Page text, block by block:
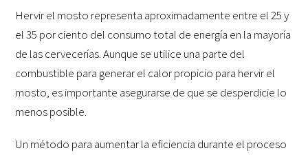
Hervir el mosto representa aproximadamente entre el 25 y
el 35 por ciento del consumo total de energía en la mayoría
de las cervecerías. Aunque se utilice una parte del
combustible para generar el calor propicio para hervir el
mosto, es importante asegurarse de que se desperdicie lo
menos posible.
Un método para aumentar la eficiencia durante el proceso